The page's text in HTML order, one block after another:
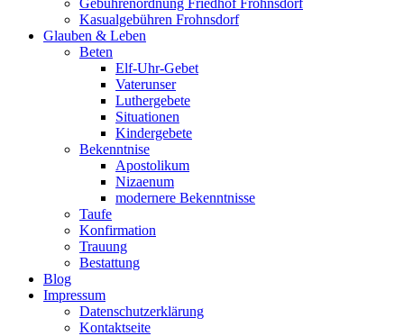
Gebührenordnung Friedhof Frohnsdorf
Kasualgebühren Frohnsdorf
Glauben & Leben
Beten
Elf-Uhr-Gebet
Vaterunser
Luthergebete
Situationen
Kindergebete
Bekenntnise
Apostolikum
Nizaenum
modernere Bekenntnisse
Taufe
Konfirmation
Trauung
Bestattung
Blog
Impressum
Datenschutzerklärung
Kontaktseite